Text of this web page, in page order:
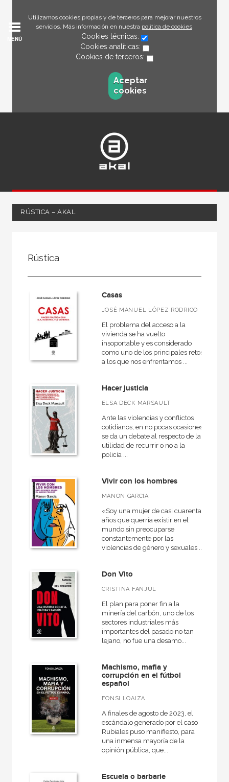
Utilizamos cookies propias y de terceros para mejorar nuestros
servicios. Más información en nuestra política de cookies.
Cookies técnicas:
Cookies analíticas:
Cookies de terceros:
Aceptar
cookies
MENÚ
RÚSTICA – AKAL
Actualidad
Sociedad
Historia
Religión
Sociedad
Política
Economía
NUESTRAS COLECCIONES
A fondo
Anverso
Cartooning for Peace
Ciencia
Fuera de colección - Akal
Inter Pares
Investigación
Literaria
NUESTROS FORMATOS
Rústica
Casas
JOSÉ MANUEL LÓPEZ RODRIGO
El problema del acceso a la
vivienda se ha vuelto
insoportable y es considerado
como uno de los principales retos
a los que nos enfrentamos ...
Hacer justicia
ELSA DECK MARSAULT
Ante las violencias y conflictos
cotidianos, en no pocas ocasiones
se da un debate al respecto de la
utilidad de recurrir o no a la
policía ...
Vivir con los hombres
MANON GARCIA
«Soy una mujer de casi cuarenta
años que querría existir en el
mundo sin preocuparse
constantemente por las
violencias de género y sexuales ...
Don Vito
CRISTINA FANJUL
El plan para poner fin a la
minería del carbón, uno de los
sectores industriales más
importantes del pasado no tan
lejano, no fue una desamo...
Machismo, mafia y
corrupción en el fútbol
español
FONSI LOAIZA
A finales de agosto de 2023, el
escándalo generado por el caso
Rubiales puso manifiesto, para
una inmensa mayoría de la
opinión pública, que...
Escuela o barbarie